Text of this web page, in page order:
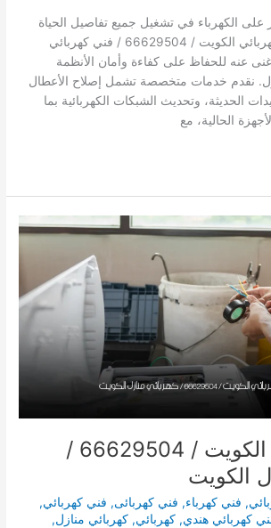
على الكهرباء في تشغيل جميع تفاصيل الحياة
اليومية، أصبح وجود كهربائي الكويت / 66629504 / فني كهربائي
عنه للحفاظ على كفاءة وأمان الأنظمة
نقدم خدمات متخصصة تشمل إصلاح الأعطال
الحديثة، وتحديث الشبكات الكهربائية بما
الحالية، مع
فني كهربائي الكويت / 66629504 /
الكويت
, فني كهرباء, فني كهربائى, فني كهربائي,
كهربائي هندي,كهربائي,كهربائي منازل,